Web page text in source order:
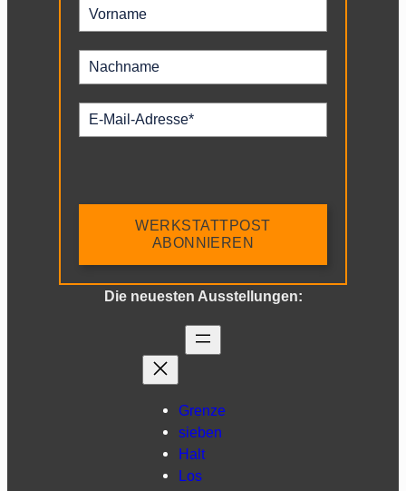
WERKSTATTPOST
ABONNIEREN
Die neuesten Ausstellungen:
Grenze
sieben
Halt
Los